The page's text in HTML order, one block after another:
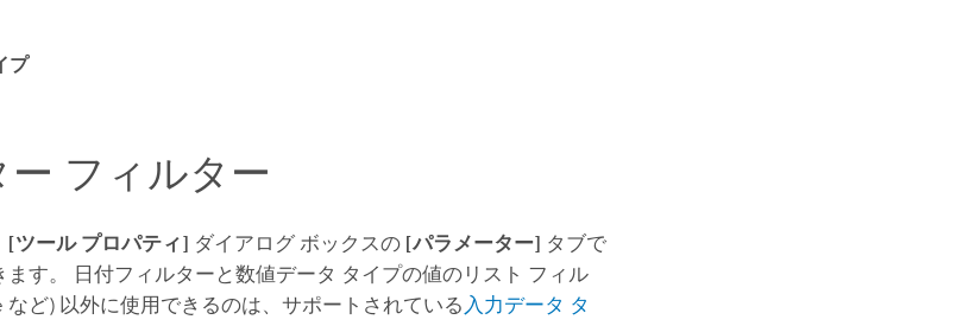
プ
フィルター
[ツール プロパティ] ダイアログ ボックスの [パラメーター] タブで
ます。 日付フィルターと数値データ タイプの値のリスト フィル
ど) 以外に使用できるのは、サポートされている 入力データ タ